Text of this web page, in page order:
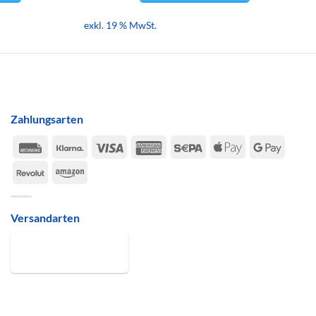
exkl. 19 % MwSt.
Zahlungsarten
Rechung
Klarna Visa
American Sepa
Apple
Google
RevolutAmazon
Versandarten